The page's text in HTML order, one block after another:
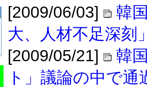
[2009/06/03]
韓
大、人材不足深刻
[2009/05/21]
韓
ト」議論の中で通